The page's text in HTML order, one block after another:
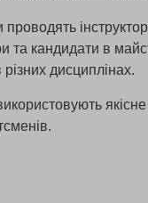
та кандидати в
різних дисциплінах.